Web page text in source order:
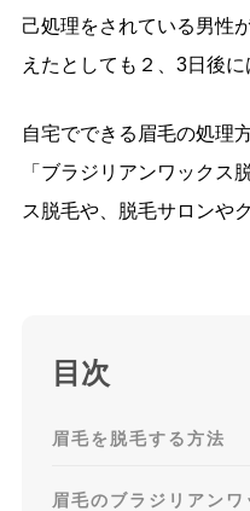
己処理をされている男性
えたとしても２、3日後
自宅でできる眉毛の処理
「ブラジリアンワックス
ス脱毛や、脱毛サロンや
目次
眉毛を脱毛する方法
眉毛のブラジリアン